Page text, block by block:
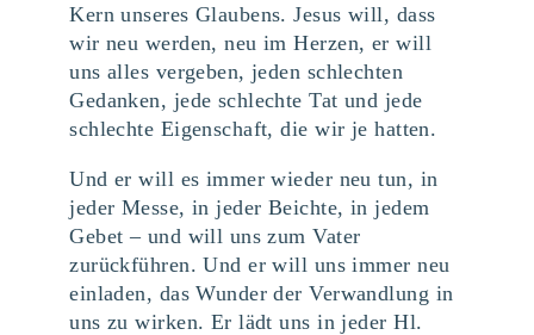
Kern unseres Glaubens. Jesus will, dass
wir neu werden, neu im Herzen, er will
uns alles vergeben, jeden schlechten
Gedanken, jede schlechte Tat und jede
schlechte Eigenschaft, die wir je hatten.
Und er will es immer wieder neu tun, in
jeder Messe, in jeder Beichte, in jedem
Gebet – und will uns zum Vater
zurückführen. Und er will uns immer neu
einladen, das Wunder der Verwandlung in
uns zu wirken. Er lädt uns in jeder Hl.